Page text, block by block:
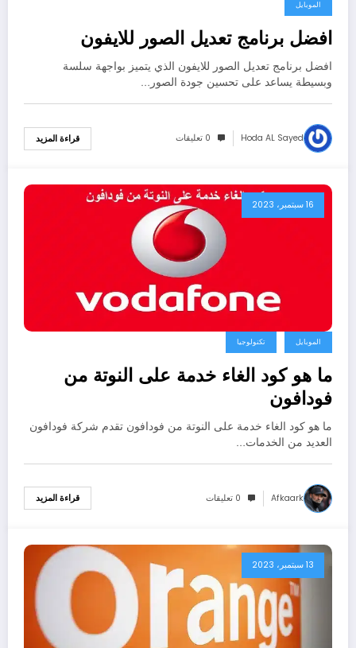
الموبايل
افضل برنامج تعديل الصور للايفون
افضل برنامج تعديل الصور للايفون الذي يتميز بواجهة سلسة
وبسيطة يساعد على تحسين جودة الصور…
Hoda AL Sayed 0 تعليقات قراءة المزيد
16 سبتمبر، 2023
الموبايل تكنولوجيا
ما هو كود الغاء خدمة على النوتة من
فودافون
ما هو كود الغاء خدمة على النوتة من فودافون تقدم شركة فودافون
العديد من الخدمات…
Afkaark 0 تعليقات قراءة المزيد
13 سبتمبر، 2023